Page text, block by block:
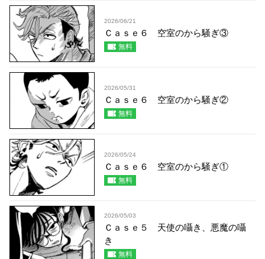
2026/06/21
Ｃａｓｅ６ 空室のから騒ぎ③
無料
2026/05/31
Ｃａｓｅ６ 空室のから騒ぎ②
無料
2026/05/24
Ｃａｓｅ６ 空室のから騒ぎ①
無料
2026/05/03
Ｃａｓｅ５ 天使の囁き、悪魔の囁
き
無料